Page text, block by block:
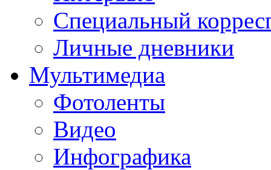
Специальный
Личные дневники
Мультимедиа
Фотоленты
Видео
Инфографика